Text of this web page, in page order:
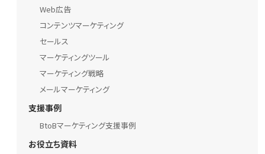
Web広告
コンテンツマーケティング
セールス
マーケティングツール
マーケティング戦略
メールマーケティング
支援事例
BtoBマーケティング支援事例
お役立ち資料